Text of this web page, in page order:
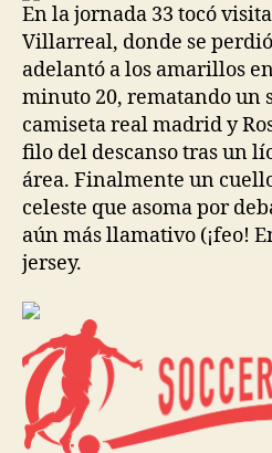
En la jornada 33 tocó
Villarreal, donde se
adelantó a los amarillos
minuto 20, rematando un
camiseta real madrid y
filo del descanso tras un
área. Finalmente un
celeste que asoma por
aún más llamativo (¡feo!
jersey.